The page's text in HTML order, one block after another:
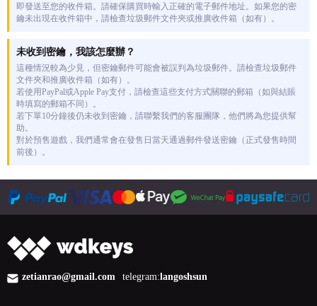
即發送至您的收件箱。請確保購買時輸入正確的電子郵件地址。如果您的密
鑰未出現在收件箱中，請檢查垃圾郵件文件夾或推廣收件箱（如有）。
未收到密鑰，我該怎麼辦？
這種情況較為少見，但密鑰郵件可能會被誤判為垃圾郵件。請檢查垃圾郵件
文件夾和推廣收件箱（如有）。
若使用PayPal或Apple Pay支付，請檢查這些支付方式關聯的郵箱（如與結賬
時填寫的郵箱不同）。
若下單10分鐘後仍未收到密鑰，請聯繫我們的客服團隊，他們將為您提供幫
助。
對於預售遊戲，我們通常會在發售日當天通過郵件發送密鑰（正式發售時間
前後）。
zetianrao@gmail.com telegram:langoshsun